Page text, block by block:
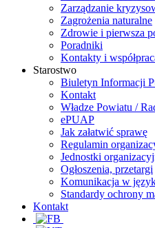
Zarządzanie
Zagrożenia naturalne
Zdrowie i pierwsza
Poradniki
Kontakty i
Starostwo
Biuletyn Informacji
Kontakt
Władze Powiatu /
ePUAP
Jak załatwić sprawę
Regulamin
Jednostki
Ogłoszenia, przetargi
Komunikacja w
Standardy ochrony
Kontakt